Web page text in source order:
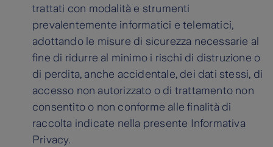
trattati con modalità e strumenti
prevalentemente informatici e telematici,
adottando le misure di sicurezza necessarie al
fine di ridurre al minimo i rischi di distruzione o
di perdita, anche accidentale, dei dati stessi, di
accesso non autorizzato o di trattamento non
consentito o non conforme alle finalità di
raccolta indicate nella presente Informativa
Privacy.